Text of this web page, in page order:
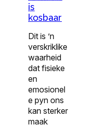
is
kosbaar
Dit is ’n
verskriklike
waarheid
dat fisieke
en
emosionel
e pyn ons
kan sterker
maak